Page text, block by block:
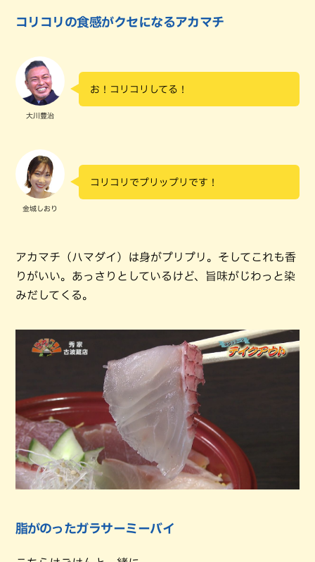
コリコリの食感がクセになるアカマチ
大川豊治
お！コリコリしてる！
金城しおり
コリコリでプリップリです！
アカマチ（ハマダイ）は身がプリプリ。そしてこれも香
りがいい。あっさりとしているけど、旨味がじわっと染
みだしてくる。
脂がのったガラサーミーバイ